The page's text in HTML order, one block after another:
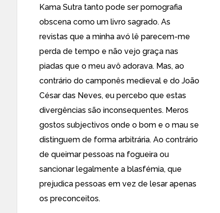
Kama Sutra tanto pode ser pornografia
obscena como um livro sagrado. As
revistas que a minha avó lê parecem-me
perda de tempo e não vejo graça nas
piadas que o meu avô adorava. Mas, ao
contrário do camponês medieval e do João
César das Neves, eu percebo que estas
divergências são inconsequentes. Meros
gostos subjectivos onde o bom e o mau se
distinguem de forma arbitrária. Ao contrário
de queimar pessoas na fogueira ou
sancionar legalmente a blasfémia, que
prejudica pessoas em vez de lesar apenas
os preconceitos.